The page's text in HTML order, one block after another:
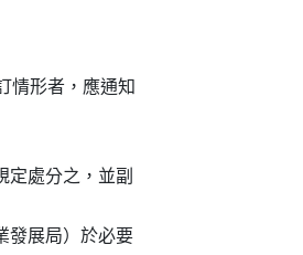
訂情形者，應通知
定處分之，並副
業發展局）於必要